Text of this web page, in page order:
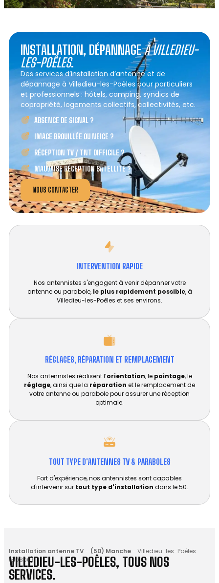
INSTALLATION, DÉPANNAGEÀ VILLEDIEU-
LES-POÊLES.
Des services d’installation d’antenne et de
dépannage à Villedieu-les-Poêles pour particuliers
et professionnels : hôtels, camping, syndics de
copropriété, logements collectifs, collectivités, etc.
ABSENCE DE SIGNAL ?
IMAGE BROUILLÉE OU NEIGE ?
RÉCEPTION TV / TNT DIFFICILE ?
MAUVAISE RÉCEPTION SATELLITE ?
NOUS CONTACTER
INTERVENTION RAPIDE
Nos antennistes s'engagent à venir dépanner votre
antenne ou parabole, le plus rapidement possible, à
Villedieu-les-Poêles et ses environs.
RÉGLAGES, RÉPARATION ET REMPLACEMENT​
Nos antennistes réalisent l’orientation, le pointage, le
réglage, ainsi que la réparation et le remplacement de
votre antenne ou parabole pour assurer une réception
optimale.
TOUT TYPE D'ANTENNES TV & PARABOLES
Fort d'expérience, nos antennistes sont capables
d'intervenir sur tout type d'installation dans le 50.
Installation antenne TV- (50) Manche- Villedieu-les-Poêles
(50800)
VILLEDIEU-LES-POÊLES, TOUS NOS
SERVICES.